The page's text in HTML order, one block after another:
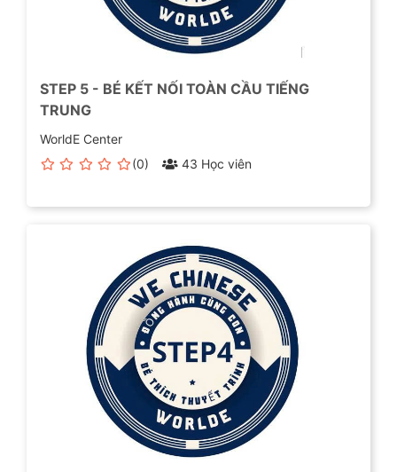
STEP 5 - BÉ KẾT NỐI TOÀN CẦU TIẾNG
TRUNG
WorldE Center
(0)
43 Học viên